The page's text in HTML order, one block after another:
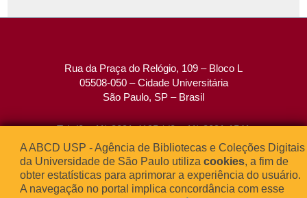
Rua da Praça do Relógio, 109 – Bloco L
05508-050 – Cidade Universitária
São Paulo, SP – Brasil
Tel: (0xx11) 3091-4195 / (0xx11) 3091-1541
Fax: (0xx11) 3091-1567
E-mail:atendimento@abcd.usp.br
A ABCD USP - Agência de Bibliotecas e Coleções Digitais
da Universidade de São Paulo utiliza cookies, a fim de
obter estatísticas para aprimorar a experiência do usuário.
A navegação no portal implica concordância com esse